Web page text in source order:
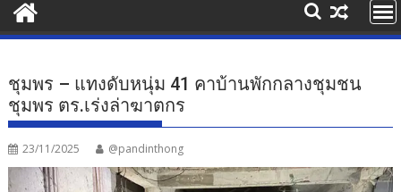
ชุมพร – แทงดับหนุ่ม 41 คาบ้านพักกลางชุมชน
ชุมพร ตร.เร่งล่าฆาตกร
23/11/2025 @pandinthong